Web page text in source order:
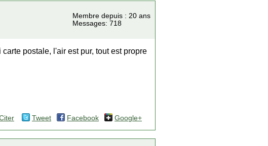
Membre depuis : 20 ans
Messages: 718
postale, l'air est pur, tout est propre
Tweet Facebook Google+